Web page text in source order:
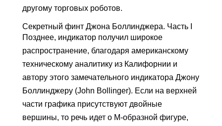
другому торговых роботов.
Секретный финт Джона Боллинджера. Часть I
Позднее, индикатор получил широкое
распространение, благодаря американскому
техническому аналитику из Калифорнии и
автору этого замечательного индикатора Джону
Боллинджеру (John Bollinger). Если на верхней
части графика присутствуют двойные
вершины, то речь идет о M-образной фигуре,